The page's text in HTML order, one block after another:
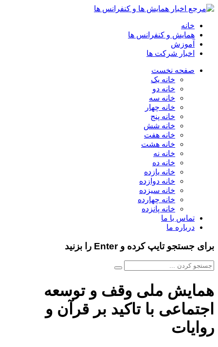
خانه
همایش و کنفرانس ها
آموزش
اخبار شرکت ها
صفحه نخست
خانه یک
خانه دو
خانه سه
خانه چهار
خانه پنج
خانه شش
خانه هفت
خانه هشت
خانه نه
خانه ده
خانه یازده
خانه دوازده
خانه سیزده
خانه چهارده
خانه پانزده
تماس با ما
درباره ما
برای جستجو تایپ کرده و Enter را بزنید
همایش ملی وقف و توسعه
اجتماعی با تاکید بر قرآن و
روایات